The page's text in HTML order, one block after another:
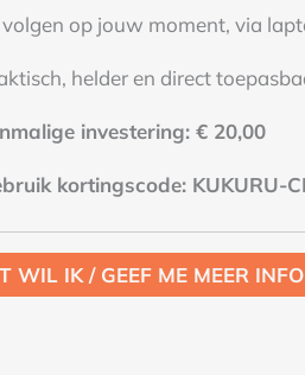
volgen op jouw moment, via
helder en direct
investering: € 20,00
kortingscode: KUKURU-
WIL IK / GEEF ME MEER INFO